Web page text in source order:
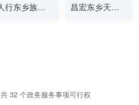
人行东乡族自治... 昌宏东乡天然气...
共32 个政务服务事项可行权